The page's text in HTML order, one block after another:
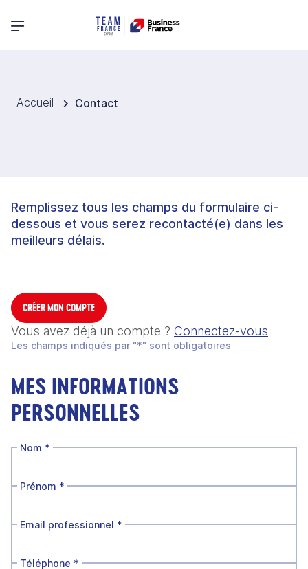
Menu principal
Accueil Contact
Remplissez tous les champs du formulaire ci-
dessous et vous serez recontacté(e) dans les
meilleurs délais.
CRÉER MON COMPTE
Vous avez déjà un compte ? Connectez-vous
Les champs indiqués par "*" sont obligatoires
MES INFORMATIONS
PERSONNELLES
Nom *
Prénom *
Email professionnel *
Téléphone *